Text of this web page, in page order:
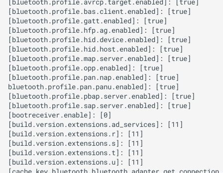
[bluetooth.profile.bas.client.enabled]: [true]
[bluetooth.profile.gatt.enabled]: [true]
[bluetooth.profile.hfp.ag.enabled]: [true]
[bluetooth.profile.hid.device.enabled]: [true]
[bluetooth.profile.hid.host.enabled]: [true]
[bluetooth.profile.map.server.enabled]: [true]
[bluetooth.profile.opp.enabled]: [true]
[bluetooth.profile.pan.nap.enabled]: [true]
bluetooth.profile.pan.panu.enabled]: [true]
[bluetooth.profile.pbap.server.enabled]: [true]
[bluetooth.profile.sap.server.enabled]: [true]
[bootreceiver.enable]: [0]
[build.version.extensions.ad_services]: [11]
[build.version.extensions.r]: [11]
[build.version.extensions.s]: [11]
[build.version.extensions.t]: [11]
[build.version.extensions.u]: [11]